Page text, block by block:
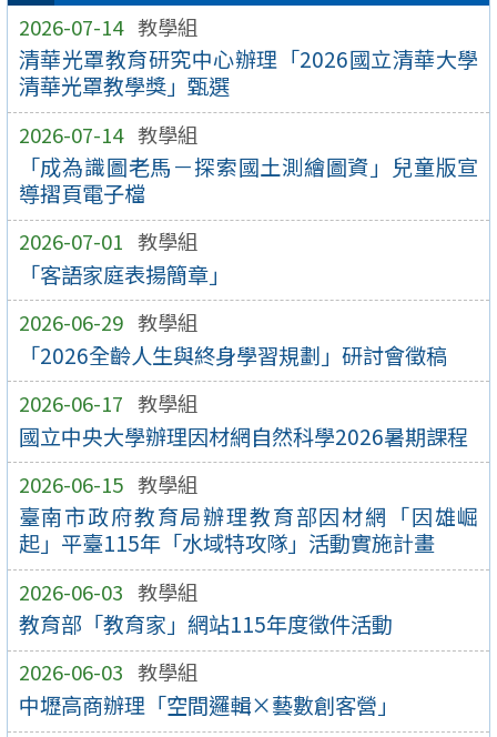
2026-07-14 教學組
清華光罩教育研究中心辦理「2026國立清華大學
清華光罩教學獎」甄選
2026-07-14 教學組
「成為識圖老馬－探索國土測繪圖資」兒童版宣
導摺頁電子檔
2026-07-01 教學組
「客語家庭表揚簡章」
2026-06-29 教學組
「2026全齡人生與終身學習規劃」研討會徵稿
2026-06-17 教學組
國立中央大學辦理因材網自然科學2026暑期課程
2026-06-15 教學組
臺南市政府教育局辦理教育部因材網「因雄崛
起」平臺115年「水域特攻隊」活動實施計畫
2026-06-03 教學組
教育部「教育家」網站115年度徵件活動
2026-06-03 教學組
中壢高商辦理「空間邏輯×藝數創客營」